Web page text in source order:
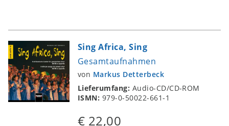
Sing Africa, Sing
Gesamtaufnahmen
von Markus Detterbeck
Lieferumfang: Audio-CD/CD-ROM
ISMN: 979-0-50022-661-1
€ 22,00